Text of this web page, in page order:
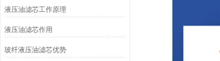
液压油滤芯工作原理
液压油滤芯作用
玻纤液压油滤芯优势